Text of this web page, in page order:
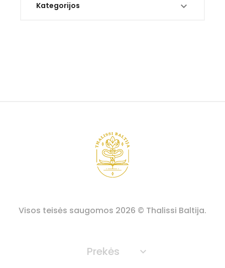
Kategorijos 
Visos teisės saugomos 2026 © Thalissi Baltija.
Prekės 